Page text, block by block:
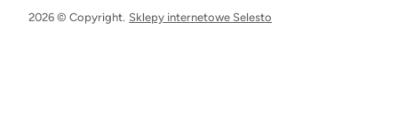
2026 © Copyright. Sklepy internetowe Selesto